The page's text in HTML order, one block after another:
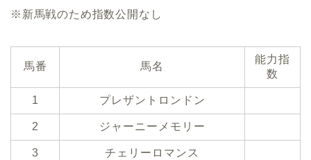
※新馬戦のため指数公開なし
馬番 馬名
能力指
数
1 プレザントロンドン
2 ジャーニーメモリー
3 チェリーロマンス